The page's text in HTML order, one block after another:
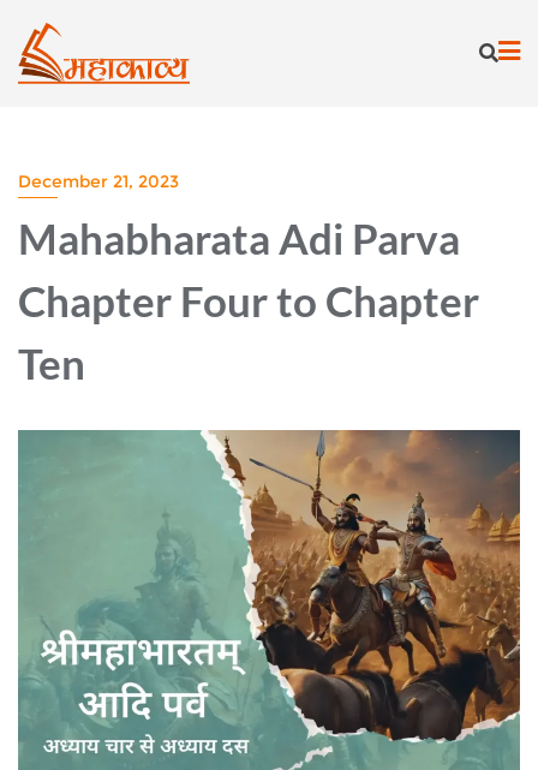
content
December 21, 2023
Mahabharata Adi Parva
Chapter Four to Chapter
Ten